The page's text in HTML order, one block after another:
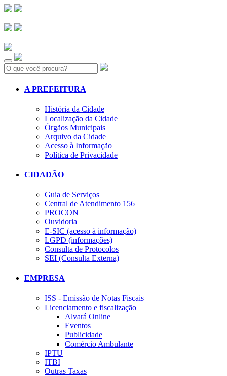
Search:
A PREFEITURA
História da Cidade
Localização da Cidade
Órgãos Municipais
Arquivo da Cidade
Acesso à Informação
Política de Privacidade
CIDADÃO
Guia de Serviços
Central de Atendimento 156
PROCON
Ouvidoria
E-SIC (acesso à informação)
LGPD (informações)
Consulta de Protocolos
SEI (Consulta Externa)
EMPRESA
ISS - Emissão de Notas Fiscais
Licenciamento e fiscalização
Alvará Online
Eventos
Publicidade
Comércio Ambulante
IPTU
ITBI
Outras Taxas